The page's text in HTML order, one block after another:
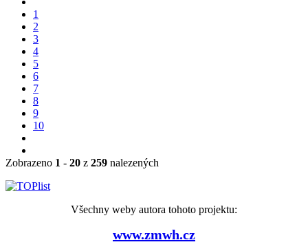
1
2
3
4
5
6
7
8
9
10
Zobrazeno 1 - 20 z 259 nalezených
Všechny weby autora tohoto projektu:
www.zmwh.cz